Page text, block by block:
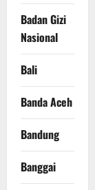
Badan Gizi
Nasional
Bali
Banda Aceh
Bandung
Banggai